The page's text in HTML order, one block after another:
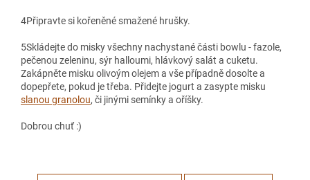
4Připravte si kořeněné smažené hrušky.
5Skládejte do misky všechny nachystané části bowlu - fazole,
pečenou zeleninu, sýr halloumi, hlávkový salát a cuketu.
Zakápněte misku olivoým olejem a vše případně dosolte a
dopepřete, pokud je třeba. Přidejte jogurt a zasypte misku
slanou granolou, či jinými semínky a oříšky.
Dobrou chuť :)